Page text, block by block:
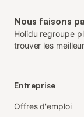
Nous faisons
Holidu regroupe
trouver les
Entreprise
Offres d'emploi